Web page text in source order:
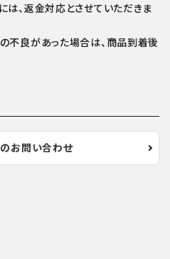
は、返金対応とさせていただきま
不良があった場合は、商品到着後
お問い合わせ